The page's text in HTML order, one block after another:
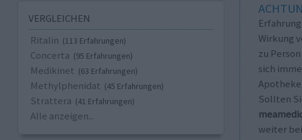
VERGLEICHEN
Ritalin (113 Erfahrungen)
Concerta (95 Erfahrungen)
Medikinet (63 Erfahrungen)
Methylphenidat (45 Erfahrungen)
Strattera (41 Erfahrungen)
Alle anzeigen...
Wirkung
zu
sich
Sollten
weiter